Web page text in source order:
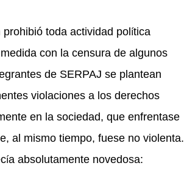
prohibió toda actividad política
con la censura de algunos
de SERPAJ se plantean
violaciones a los derechos
en la sociedad, que enfrentase
al mismo tiempo, fuese no violenta.
ía absolutamente novedosa: